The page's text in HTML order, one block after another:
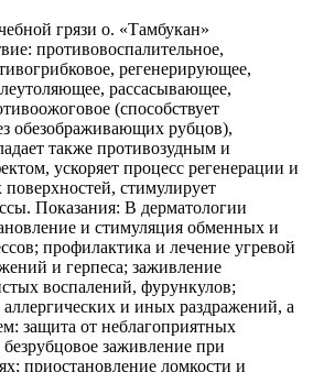
грязи о. «Тамбукан»
противовоспалительное,
регенерирующее,
рассасывающее,
(способствует
обезображивающих рубцов),
также противозудным и
ускоряет процесс регенерации и
стимулирует
Показания: В дерматологии
и стимуляция обменных и
профилактика и лечение угревой
и герпеса; заживление
воспалений, фурункулов;
аллергических и иных раздражений, а
защита от неблагоприятных
заживление при
приостановление ломкости и